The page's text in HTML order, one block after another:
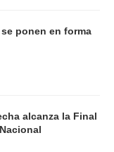
ponen en forma
alcanza la Final